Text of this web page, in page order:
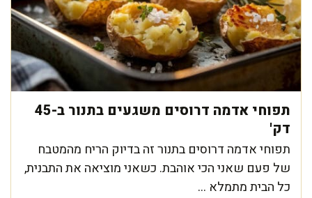
תפוחי אדמה דרוסים משגעים בתנור ב-45
דק'
תפוחי אדמה דרוסים בתנור זה בדיוק הריח מהמטבח
של פעם שאני הכי אוהבת. כשאני מוציאה את התבנית,
כל הבית מתמלא ...